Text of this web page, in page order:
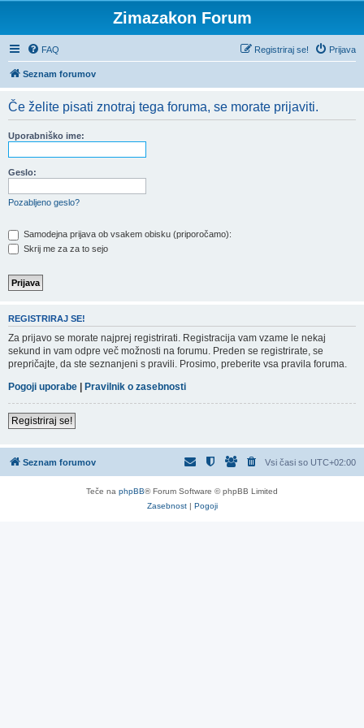
Zimazakon Forum
FAQ Prijava
Registriraj se!
Seznam forumov
Če želite pisati znotraj tega foruma, se morate prijaviti.
Uporabniško ime:
Geslo:
Pozabljeno geslo?
Samodejna prijava ob vsakem obisku (priporočamo):
Skrij me za za to sejo
REGISTRIRAJ SE!
Za prijavo se morate najprej registrirati. Registracija vam vzame le nekaj
sekund in vam odpre več možnosti na forumu. Preden se registrirate, se
prepričajte, da ste seznanjeni s pravili. Prosimo, preberite vsa pravila foruma.
Pogoji uporabe | Pravilnik o zasebnosti
Registriraj se!
Seznam forumov Vsi časi so UTC+02:00
Teče na phpBB® Forum Software © phpBB Limited
Zasebnost| Pogoji